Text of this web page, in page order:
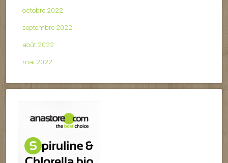
octobre 2022
septembre 2022
août 2022
mai 2022